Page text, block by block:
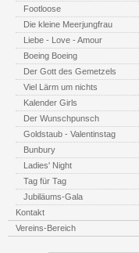
Footloose
Die kleine Meerjungfrau
Liebe - Love - Amour
Boeing Boeing
Der Gott des Gemetzels
Viel Lärm um nichts
Kalender Girls
Der Wunschpunsch
Goldstaub - Valentinstag
Bunbury
Ladies' Night
Tag für Tag
Jubiläums-Gala
Kontakt
Vereins-Bereich